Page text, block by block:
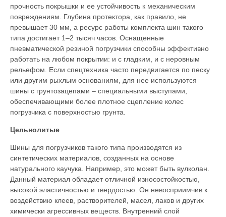
прочность покрышки и ее устойчивость к механическим
повреждениям. Глубина протектора, как правило, не
превышает 30 мм, а ресурс работы комплекта шин такого
типа достигает 1–2 тысяч часов. Оснащенные
пневматической резиной погрузчики способны эффективно
работать на любом покрытии: и с гладким, и с неровным
рельефом. Если спецтехника часто передвигается по песку
или другим рыхлым основаниям, для нее используются
шины с грунтозацепами – специальными выступами,
обеспечивающими более плотное сцепление колес
погрузчика с поверхностью грунта.
Цельнолитые
Шины для погрузчиков такого типа производятся из
синтетических материалов, созданных на основе
натурального каучука. Например, это может быть вулколан.
Данный материал обладает отличной износостойкостью,
высокой эластичностью и твердостью. Он невосприимчив к
воздействию клеев, растворителей, масел, лаков и других
химически агрессивных веществ. Внутренний слой